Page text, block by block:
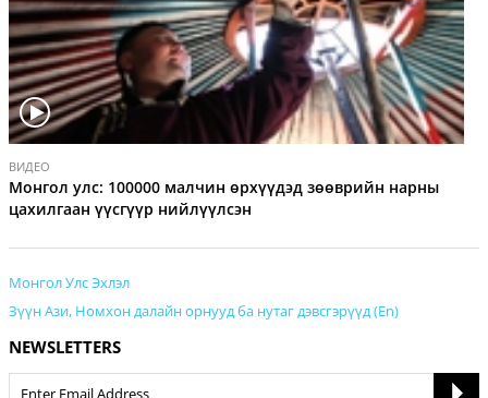
i
d
o
ВИДЕО
Монгол улс: 100000 малчин өрхүүдэд зөөврийн нарны
цахилгаан үүсгүүр нийлүүлсэн
Монгол Улс Эхлэл
Зүүн Ази, Номхон далайн орнууд ба нутаг дэвсгэрүүд (En)
NEWSLETTERS